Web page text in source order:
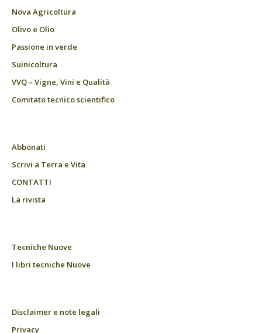
Nova Agricoltura
Olivo e Olio
Passione in verde
Suinicoltura
VVQ – Vigne, Vini e Qualità
Comitato tecnico scientifico
Abbonati
Scrivi a Terra e Vita
CONTATTI
La rivista
Tecniche Nuove
I libri tecniche Nuove
Disclaimer e note legali
Privacy